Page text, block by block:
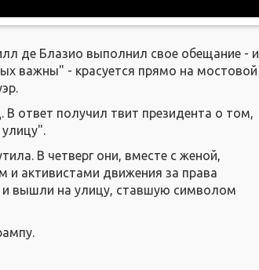
де Блазио выполнил свое обещание - и
важны" - красуется прямо на мостовой
ответ получил твит президента о том,
В четверг они, вместе с женой,
активистами движения за права
и вышли на улицу, ставшую символом